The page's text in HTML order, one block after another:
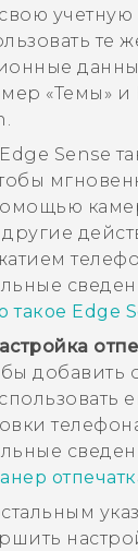
учетную
те
«Темы » и
Edge Sense
такое Edge
добавить